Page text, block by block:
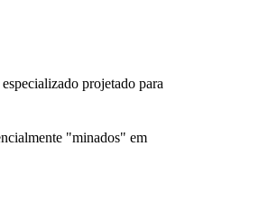
projetado para
"minados" em